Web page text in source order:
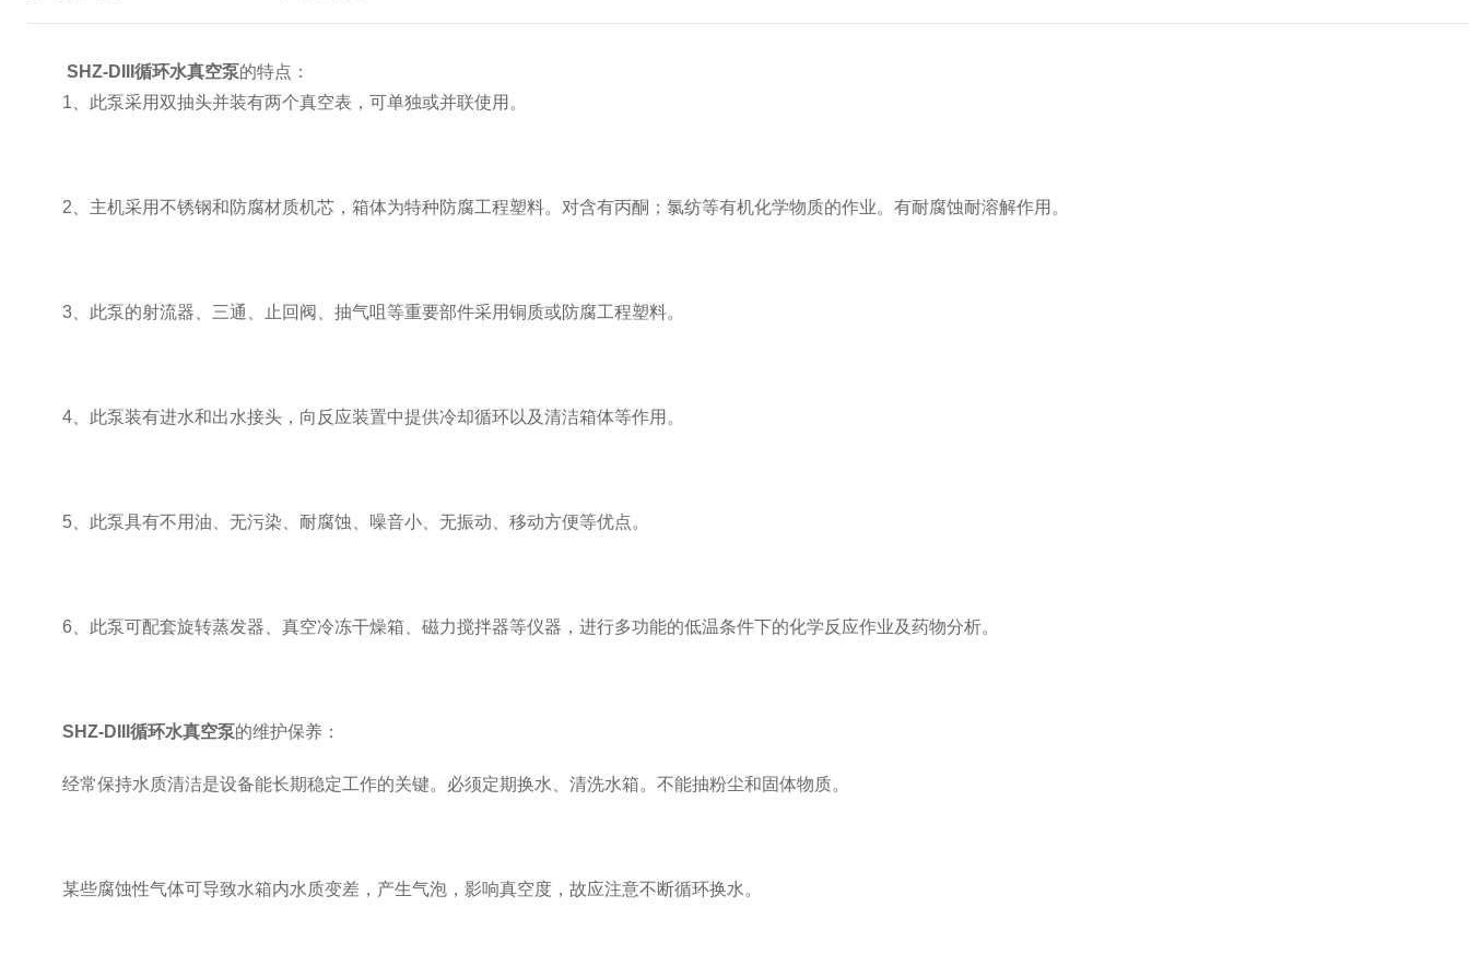
SHZ-DIII循环水真空泵的特点：
1、此泵采用双抽头并装有两个真空表，可单独或并联使用。
2、主机采用不锈钢和防腐材质机芯，箱体为特种防腐工程塑料。对含有丙酮；氯纺等有机化学物质的作业。有耐腐蚀耐溶解作用。
3、此泵的射流器、三通、止回阀、抽气咀等重要部件采用铜质或防腐工程塑料。
4、此泵装有进水和出水接头，向反应装置中提供冷却循环以及清洁箱体等作用。
5、此泵具有不用油、无污染、耐腐蚀、噪音小、无振动、移动方便等优点。
6、此泵可配套旋转蒸发器、真空冷冻干燥箱、磁力搅拌器等仪器，进行多功能的低温条件下的化学反应作业及药物分析。
SHZ-DIII循环水真空泵的维护保养：
经常保持水质清洁是设备能长期稳定工作的关键。必须定期换水、清洗水箱。不能抽粉尘和固体物质。
某些腐蚀性气体可导致水箱内水质变差，产生气泡，影响真空度，故应注意不断循环换水。